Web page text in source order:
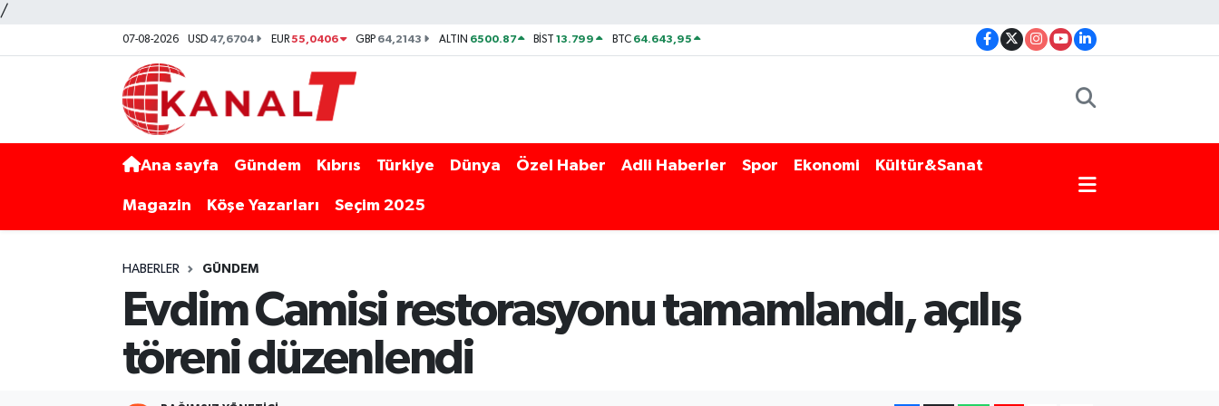
/
07-08-2026 USD 47,6704 EUR55,0406 GBP 64,2143 ALTIN 6500.87 BİST13.799 BTC 64.643,95
Ana sayfa Gündem Kıbrıs Türkiye Dünya Özel Haber Adli Haberler Spor Ekonomi Kültür&Sanat
Magazin Köşe Yazarları Seçim 2025
HABERLER GÜNDEM
Evdim Camisi restorasyonu tamamlandı, açılış
töreni düzenlendi